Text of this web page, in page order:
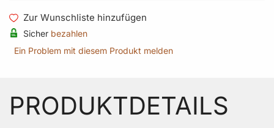
Zur Wunschliste hinzufügen
Sicher bezahlen
Ein Problem mit diesem Produkt melden
PRODUKTDETAILS